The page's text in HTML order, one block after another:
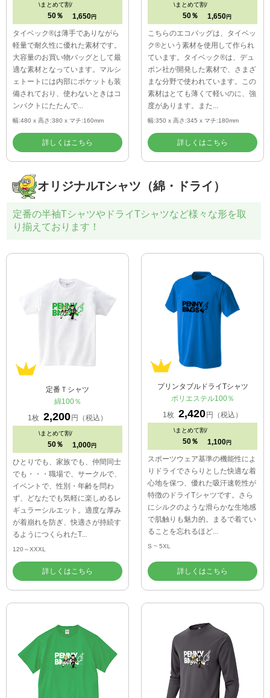
\まとめて割/
50％ 1,650 円
タイベック®は薄手でありながら
軽量で耐久性に優れた素材です。
大容量のお買い物バッグとして最
適な素材となっています。マルシ
ェトートには内部にポケットも装
備されており、使わないときはコ
ンパクトにたたんで...
幅:480 x 高さ:380 x マチ:160mm
詳しくはこちら
\まとめて割/
50％ 1,650 円
こちらのエコバッグは、タイベッ
ク®という素材を使用して作られ
ています。タイベック®は、デュ
ポン社が開発した素材で、さまざ
まな分野で使われています。この
素材はとても薄くて軽いのに、強
度があります。また...
幅:350 x 高さ:345 x マチ:180mm
詳しくはこちら
オリジナルTシャツ（綿・ドライ）
定番の半袖TシャツやドライTシャツなど様々な形を取
り揃えております！
定番Ｔシャツ
綿100％
1枚 2,200 円（税込）
\まとめて割/
50％ 1,000 円
ひとりでも、家族でも、仲間同士
でも・・・職場で、サークルで、
イベントで、性別・年齢を問わ
ず、どなたでも気軽に楽しめるレ
ギュラーシルエット。適度な厚み
が着崩れを防ぎ、快適さが持続す
るようにつくられたT...
120～XXXL
詳しくはこちら
プリンタブルドライTシャツ
ポリエステル100％
1枚 2,420 円（税込）
\まとめて割/
50％ 1,100 円
スポーツウェア基準の機能性によ
りドライでさらりとした快適な着
心地を保つ、優れた吸汗速乾性が
特徴のドライTシャツです。さら
にシルクのような滑らかな生地感
で肌触りも魅力的。まるで着てい
ることを忘れるほど...
S ~ 5XL
詳しくはこちら